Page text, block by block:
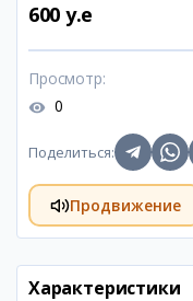
600 y.e
Просмотр:
0
Поделиться:
Продвижение
Характеристики